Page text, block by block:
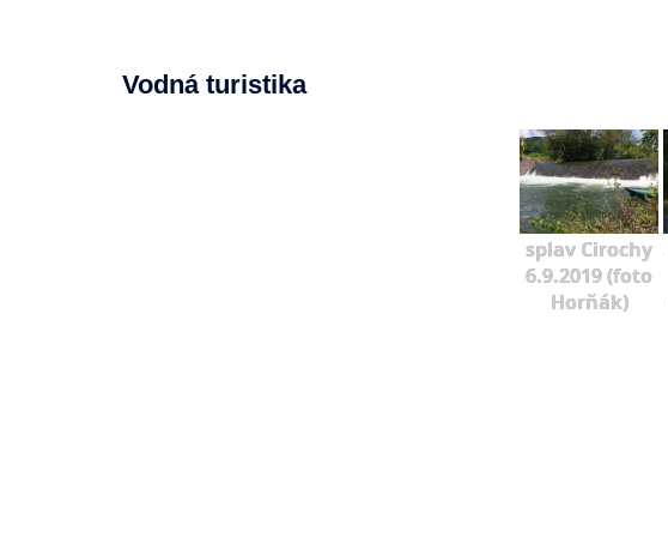
Vodná turistika
splav Cirochy
6.9.2019 (foto
Horňák)